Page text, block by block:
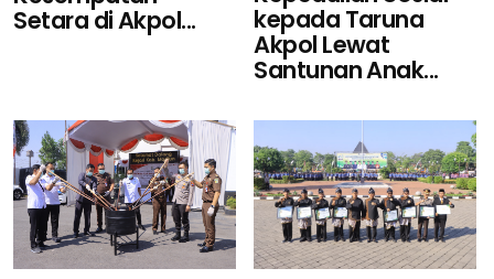
Setara di Akpol... kepada Taruna
Akpol Lewat
Santunan Anak...